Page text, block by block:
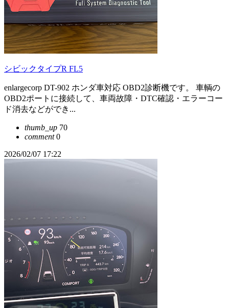
シビックタイプR FL5
enlargecorp DT-902 ホンダ車対応 OBD2診断機です。 車輌の
OBD2ポートに接続して、車両故障・DTC確認・エラーコー
ド消去などができ...
thumb_up 70
comment0
2026/02/07 17:22